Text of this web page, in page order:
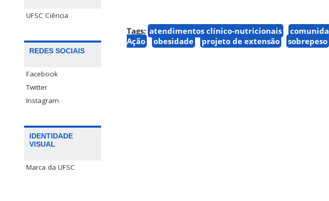
UFSC Ciência
REDES SOCIAIS
Facebook
Twitter
Instagram
IDENTIDADE
VISUAL
Marca da UFSC
Tags: atendimentos clínico-nutricionais
Ação
obesidade projeto de extensão sobrepeso